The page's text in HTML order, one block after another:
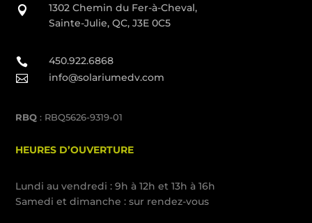

1302 Chemin du Fer-à-Cheval,
Sainte-Julie, QC, J3E 0C5
 450.922.6868
 info@solariumedv.com
RBQ : RBQ5626-9319-01
HEURES D’OUVERTURE
Lundi au vendredi : 9h à 12h et 13h à 16h
Samedi et dimanche : sur rendez-vous